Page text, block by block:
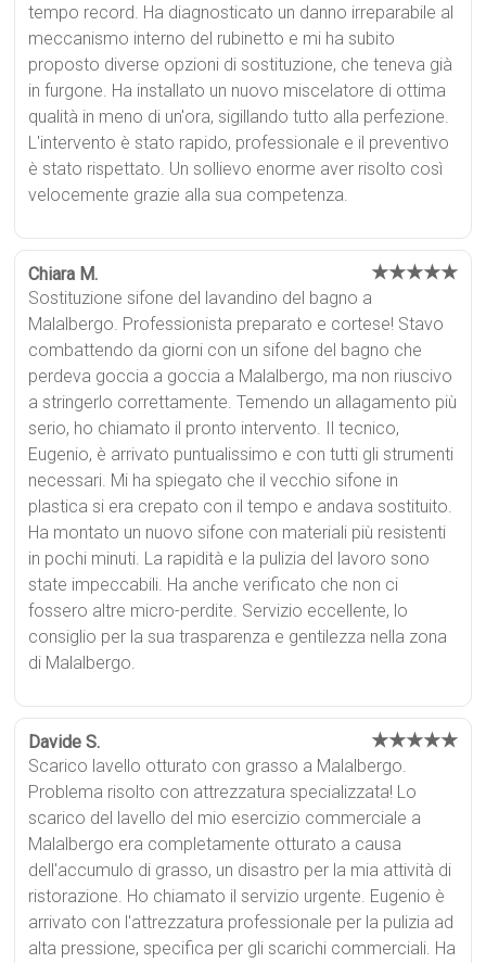
tempo record. Ha diagnosticato un danno irreparabile al
meccanismo interno del rubinetto e mi ha subito
proposto diverse opzioni di sostituzione, che teneva già
in furgone. Ha installato un nuovo miscelatore di ottima
qualità in meno di un'ora, sigillando tutto alla perfezione.
L'intervento è stato rapido, professionale e il preventivo
è stato rispettato. Un sollievo enorme aver risolto così
velocemente grazie alla sua competenza.
Chiara M. ★★★★★
Sostituzione sifone del lavandino del bagno a
Malalbergo. Professionista preparato e cortese! Stavo
combattendo da giorni con un sifone del bagno che
perdeva goccia a goccia a Malalbergo, ma non riuscivo
a stringerlo correttamente. Temendo un allagamento più
serio, ho chiamato il pronto intervento. Il tecnico,
Eugenio, è arrivato puntualissimo e con tutti gli strumenti
necessari. Mi ha spiegato che il vecchio sifone in
plastica si era crepato con il tempo e andava sostituito.
Ha montato un nuovo sifone con materiali più resistenti
in pochi minuti. La rapidità e la pulizia del lavoro sono
state impeccabili. Ha anche verificato che non ci
fossero altre micro-perdite. Servizio eccellente, lo
consiglio per la sua trasparenza e gentilezza nella zona
di Malalbergo.
Davide S. ★★★★★
Scarico lavello otturato con grasso a Malalbergo.
Problema risolto con attrezzatura specializzata! Lo
scarico del lavello del mio esercizio commerciale a
Malalbergo era completamente otturato a causa
dell'accumulo di grasso, un disastro per la mia attività di
ristorazione. Ho chiamato il servizio urgente. Eugenio è
arrivato con l'attrezzatura professionale per la pulizia ad
alta pressione, specifica per gli scarichi commerciali. Ha